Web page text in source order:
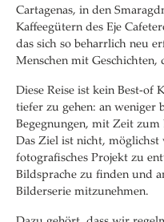
Cartagenas, in den
Kaffeegütern des Eje
das sich so beharrlich neu
Menschen mit
Diese Reise ist kein Best-of
tiefer zu gehen: an weniger
Begegnungen, mit Zeit zum
Das Ziel ist nicht, möglichst
fotografisches Projekt zu
Bildsprache zu finden und
Bilderserie mitzunehmen.